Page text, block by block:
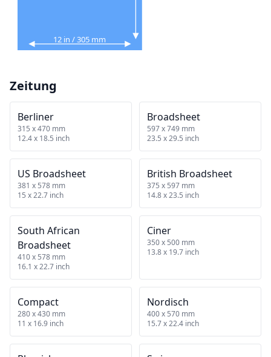
12 in / 305 mm
Zeitung
Berliner
315 x 470 mm
12.4 x 18.5 inch
Broadsheet
597 x 749 mm
23.5 x 29.5 inch
US Broadsheet
381 x 578 mm
15 x 22.7 inch
British Broadsheet
375 x 597 mm
14.8 x 23.5 inch
South African
Broadsheet
410 x 578 mm
16.1 x 22.7 inch
Ciner
350 x 500 mm
13.8 x 19.7 inch
Compact
280 x 430 mm
11 x 16.9 inch
Nordisch
400 x 570 mm
15.7 x 22.4 inch